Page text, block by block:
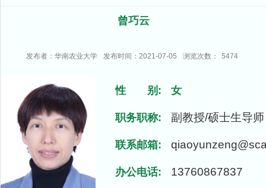
曾巧云
发布者：华南农业大学 发布时间：2021-07-05 浏览次数： 5474
性 别: 女
职务职称: 副教授/硕士生导师
联系邮箱:
办公电话: 13760867837